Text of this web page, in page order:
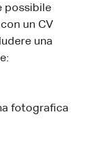
possibile
un CV
una
fotografica